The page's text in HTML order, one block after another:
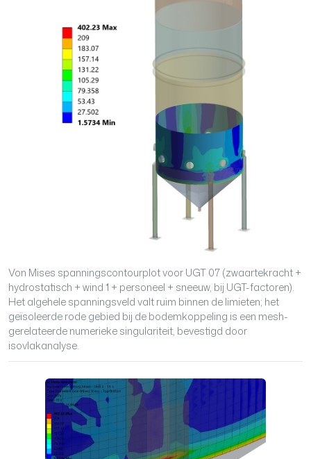
Von Mises spanningscontourplot voor UGT 07 (zwaartekracht +
hydrostatisch + wind 1 + personeel + sneeuw, bij UGT-factoren).
Het algehele spanningsveld valt ruim binnen de limieten; het
geïsoleerde rode gebied bij de bodemkoppeling is een mesh-
gerelateerde numerieke singulariteit, bevestigd door
isovlakanalyse.